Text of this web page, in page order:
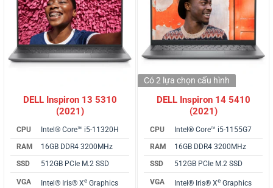
DELL Inspiron 13 5310
(2021)
CPU
Intel® Core™ i5-11320H
RAM
16GB DDR4 3200MHz
SSD
512GB PCIe M.2 SSD
VGA Intel® Iris® Xe Graphics
DELL Inspiron 14 5410
(2021)
CPU
Intel® Core™ i5-1155G7
RAM
16GB DDR4 3200MHz
SSD
512GB PCIe M.2 SSD
VGA Intel® Iris® Xe Graphics
Có 2 lựa chọn cấu hình